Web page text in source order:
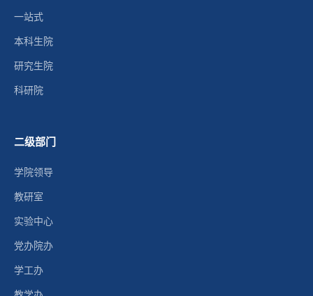
一站式
本科生院
研究生院
科研院
二级部门
学院领导
教研室
实验中心
党办院办
学工办